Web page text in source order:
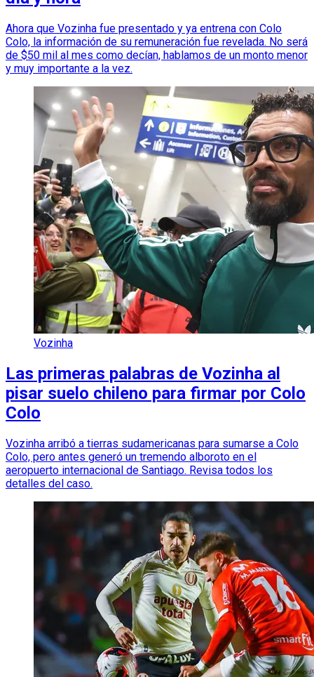
Ahora que Vozinha fue presentado y ya entrena con Colo
Colo, la información de su remuneración fue revelada. No será
de $50 mil al mes como decían, hablamos de un monto menor
y muy importante a la vez.
Vozinha
Las primeras palabras de Vozinha al
pisar suelo chileno para firmar por Colo
Colo
Vozinha arribó a tierras sudamericanas para sumarse a Colo
Colo, pero antes generó un tremendo alboroto en el
aeropuerto internacional de Santiago. Revisa todos los
detalles del caso.